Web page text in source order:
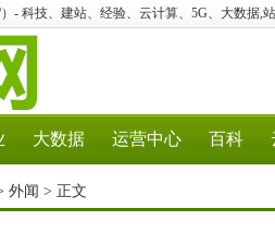
）- 科技、建站、经验、云计算、5G、大数据,
大数据 运营中心 百科
外闻 > 正文